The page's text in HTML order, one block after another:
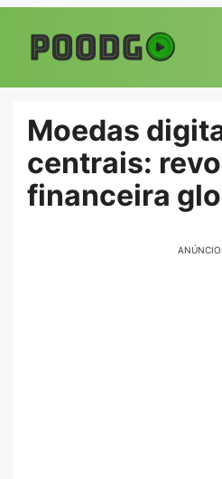
para
conteúdo
Moedas
centrais:
financeira